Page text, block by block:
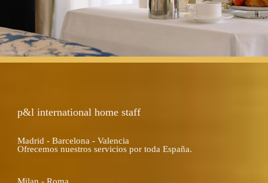
p&l international home staff
Madrid - Barcelona - Valencia
Ofrecemos nuestros servicios por toda España.
Milan - Roma